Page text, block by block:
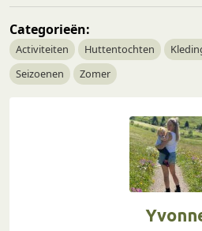
Categorieën:
Activiteiten Huttentochten
Seizoenen
Zomer